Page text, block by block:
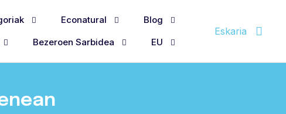
Econatural
Blog
Bezeroen Sarbidea EU
Eskaria